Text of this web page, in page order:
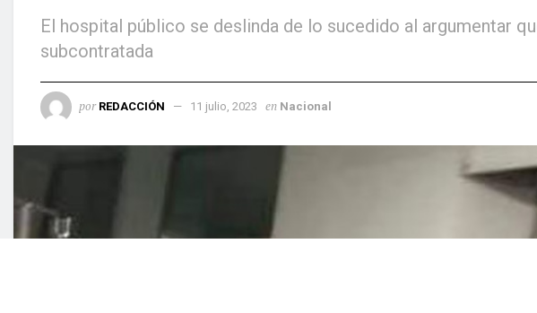
El hospital público se deslinda de lo sucedido al argumentar
subcontratada
por REDACCIÓN 11 julio, 2023 en Nacional